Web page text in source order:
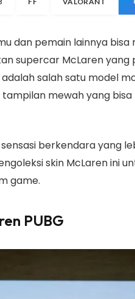
dan pemain lainnya bisa
supercar McLaren yang
salah satu model
mewah yang bisa
berkendara yang
skin McLaren ini
game.
PUBG